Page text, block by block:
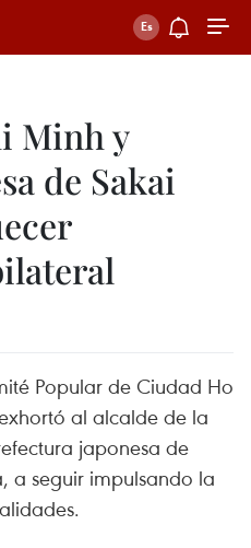
Minh y
de Sakai
Popular de Ciudad Ho
al alcalde de la
japonesa de
a seguir impulsando la